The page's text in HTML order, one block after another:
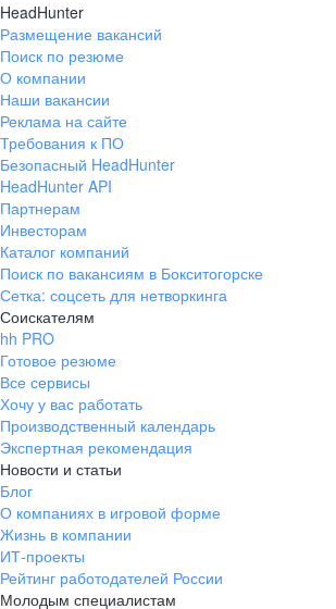
HeadHunter
Размещение вакансий
Поиск по резюме
О компании
Наши вакансии
Реклама на сайте
Требования к ПО
Безопасный HeadHunter
HeadHunter API
Партнерам
Инвесторам
Каталог компаний
Поиск по вакансиям в Бокситогорске
Сетка: соцсеть для нетворкинга
Соискателям
hh PRO
Готовое резюме
Все сервисы
Хочу у вас работать
Производственный календарь
Экспертная рекомендация
Новости и статьи
Блог
О компаниях в игровой форме
Жизнь в компании
ИТ-проекты
Рейтинг работодателей России
Молодым специалистам